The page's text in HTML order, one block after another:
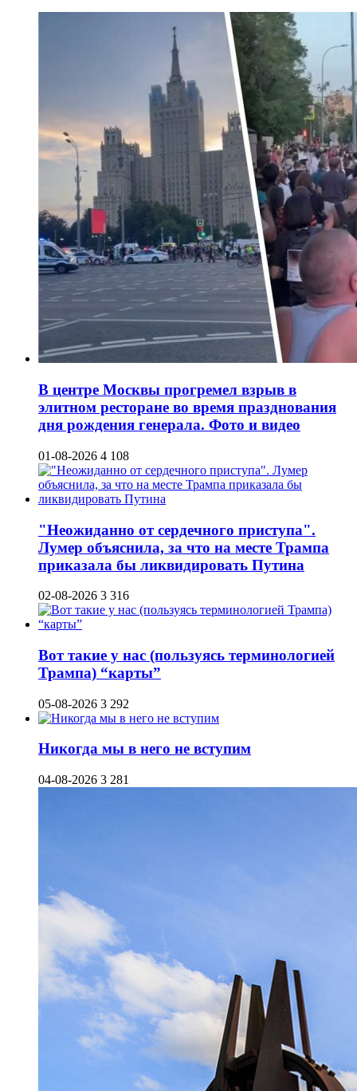
В центре Москвы прогремел взрыв в
элитном ресторане во время празднования
дня рождения генерала. Фото и видео
01-08-2026 4 108
"Неожиданно от сердечного приступа".
Лумер объяснила, за что на месте Трампа
приказала бы ликвидировать Путина
02-08-2026 3 316
Вот такие у нас (пользуясь терминологией
Трампа) “карты”
05-08-2026 3 292
Никогда мы в него не вступим
04-08-2026 3 281